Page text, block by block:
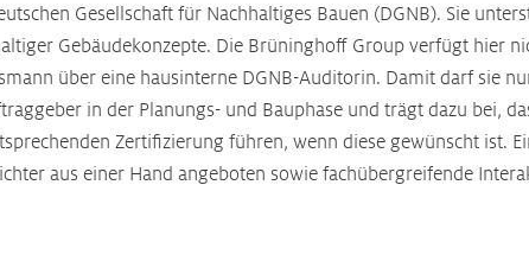
Gesellschaft für Nachhaltiges Bauen (DGNB). Sie
Gebäudekonzepte. Die Brüninghoff Group verfügt hier
über eine hausinterne DGNB-Auditorin. Damit darf sie
in der Planungs- und Bauphase und trägt dazu bei,
Zertifizierung führen, wenn diese gewünscht ist.
aus einer Hand angeboten sowie fachübergreifende